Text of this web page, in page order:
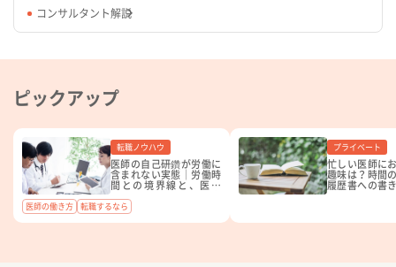
ピックアップ
転職ノウハウ
医師の自己研鑽が労働に
含まれない実態｜労働時
間との境界線と、医師
会社が教える職場の見極
め方
医師の働き方 転職するなら
プライベート
忙しい医師に
趣味は？時間
履歴書への書
コンサルタント解説